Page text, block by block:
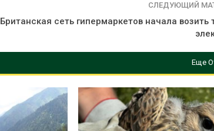
СЛЕДУЮЩИЙ
Британская сеть гипермаркетов начала возить
Еще